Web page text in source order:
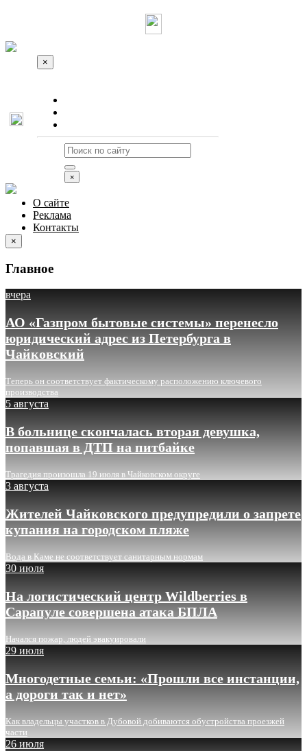
×
×
О сайте
Реклама
Контакты
×
Главное
вчера
АО «Газпром бытовые системы» перенесло
юридический адрес из Петербурга в
Чайковский
Теперь он соответствует фактическому расположению ключевого
производства
5 августа
В больнице скончалась вторая девушка,
попавшая в ДТП на питбайке
Трагедия произошла 19 июля в Чайковском округе
3 августа
Жителей Чайковского предупредили о запрете
купания на городском пляже
Вода в Каме не соответствует санитарным нормам
30 июля
На логистический центр Wildberries в
Сарапуле совершена атака БПЛА
Начался пожар, людей эвакуировали
29 июля
Многодетные семьи: «Прошли все инстанции,
а дороги так и нет»
Как владельцы участков в Дубовой добиваются обустройства проезжей
части
26 июля